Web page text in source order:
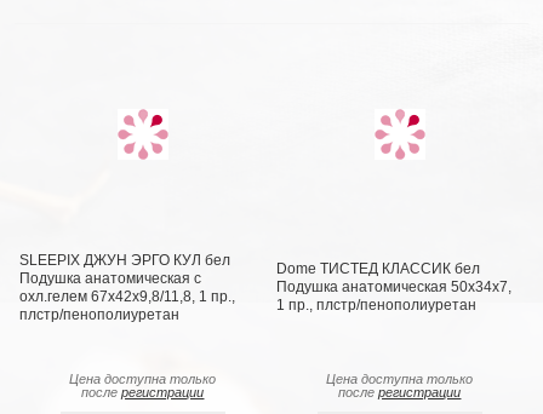
SLEEPIX ДЖУН ЭРГО КУЛ бел
Подушка анатомическая с
охл.гелем 67x42x9,8/11,8, 1 пр.,
плстр/пенополиуретан
Цена доступна только
послерегистрации
Dome ТИСТЕД КЛАССИК бел
Подушка анатомическая 50х34х7,
1 пр., плстр/пенополиуретан
Цена доступна только
послерегистрации